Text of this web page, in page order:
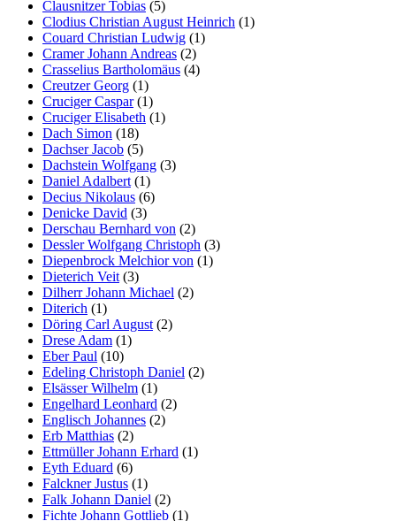
Clausnitzer Tobias (5)
Clodius Christian August Heinrich (1)
Couard Christian Ludwig (1)
Cramer Johann Andreas (2)
Crasselius Bartholomäus (4)
Creutzer Georg (1)
Cruciger Caspar(1)
Cruciger Elisabeth (1)
Dach Simon (18)
Dachser Jacob (5)
Dachstein Wolfgang (3)
Daniel Adalbert (1)
Decius Nikolaus (6)
Denicke David (3)
Derschau Bernhard von (2)
Dessler Wolfgang Christoph (3)
Diepenbrock Melchior von (1)
Dieterich Veit (3)
Dilherr Johann Michael (2)
Diterich (1)
Döring Carl August (2)
Drese Adam (1)
Eber Paul (10)
Edeling Christoph Daniel (2)
Elsässer Wilhelm (1)
Engelhard Leonhard (2)
Englisch Johannes (2)
Erb Matthias (2)
Ettmüller Johann Erhard (1)
Eyth Eduard (6)
Falckner Justus (1)
Falk Johann Daniel (2)
Fichte Johann Gottlieb (1)